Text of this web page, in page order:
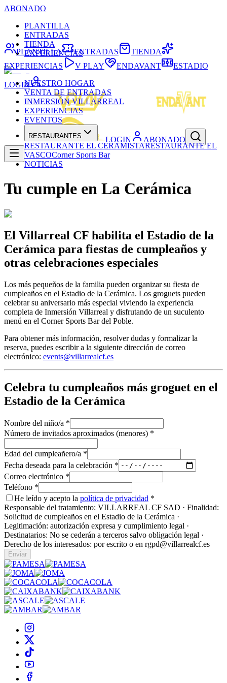
ABONADO
PLANTILLA
ENTRADAS
TIENDA
EXPERIENCIAS
LOGIN
LOGIN ABONADO
PLANTILLA ENTRADAS
TIENDA
EXPERIENCIAS
V PLAY ENDAVANT
ESTADIO
NUESTRO HOGAR
VENTA DE ENTRADAS
INMERSIÓN VILLARREAL
EXPERIENCIAS
EVENTOS
RESTAURANTES
RESTAURANTE EL CERAMISTARESTAURANTE EL
VASCOCorner Sports Bar
NOTICIAS
Tu cumple en La Cerámica
El Villarreal CF habilita el Estadio de la
Cerámica para fiestas de cumpleaños y
otras celebraciones especiales
Los más pequeños de la familia pueden organizar su fiesta de
cumpleaños en el Estadio de la Cerámica. Los groguets pueden
celebrar su aniversario más especial viviendo la experiencia
completa de Inmersión Villarreal y disfrutando de un suculento
menú en el Corner Sports Bar del Poble.
Para obtener más información, resolver dudas y formalizar la
reserva, puedes escribir a la siguiente dirección de correo
electrónico: events@villarrealcf.es
Celebra tu cumpleaños más groguet en el
Estadio de la Cerámica
Nombre del niño/a *
Número de invitados aproximados (menores) *
Edad del cumpleañero/a *
Fecha deseada para la celebración *
Correo electrónico *
Teléfono *
He leído y acepto la política de privacidad *
Responsable del tratamiento: VILLARREAL CF SAD · Finalidad:
Solicitud de cumpleaños en el Estadio de la Cerámica ·
Legitimación: autorización expresa y cumplimiento legal ·
Destinatarios: No se cederán a terceros salvo obligación legal ·
Derecho de los interesados: por escrito o en rgpd@villarrealcf.es
Enviar